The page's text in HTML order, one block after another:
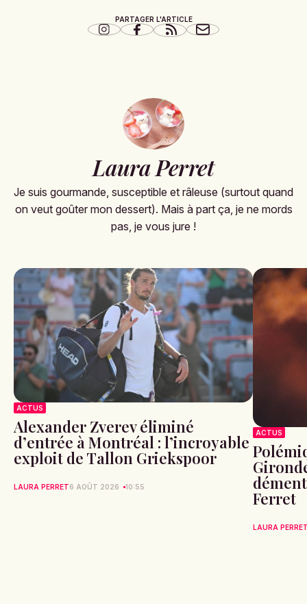
PARTAGER L'ARTICLE
Laura Perret
Je suis gourmande, susceptible et râleuse (surtout quand
on veut goûter mon dessert). Mais à part ça, je ne mords
pas, je vous jure !
ACTUS
Alexander Zverev éliminé
d’entrée à Montréal : l’incroyable
exploit de Tallon Griekspoor
LAURA PERRET6 AOÛT 2026 10:55
ACTUS
Ferret
LAURA